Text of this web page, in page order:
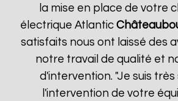
la mise en place de votre
électrique Atlantic
satisfaits nous ont laissé des
notre travail de qualité et
d'intervention. "Je suis
l'intervention de votre